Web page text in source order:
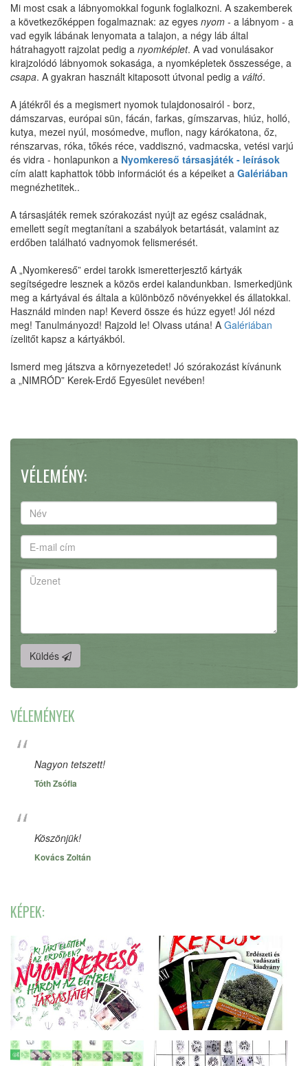
Mi most csak a lábnyomokkal fogunk foglalkozni. A szakemberek
a következőképpen fogalmaznak: az egyes nyom - a lábnyom - a
vad egyik lábának lenyomata a talajon, a négy láb által
hátrahagyott rajzolat pedig a nyomképlet. A vad vonulásakor
kirajzolódó lábnyomok sokasága, a nyomképletek összessége, a
csapa. A gyakran használt kitaposott útvonal pedig a váltó.
A játékről és a megismert nyomok tulajdonosairól - borz,
dámszarvas, európai sün, fácán, farkas, gímszarvas, hiúz, holló,
kutya, mezei nyúl, mosómedve, muflon, nagy kárókatona, őz,
rénszarvas, róka, tőkés réce, vaddisznó, vadmacska, vetési varjú
és vidra - honlapunkon a Nyomkereső társasjáték - leírások
cím alatt kaphattok több információt és a képeiket a Galériában
megnézhetitek..
A társasjáték remek szórakozást nyújt az egész családnak,
emellett segít megtanítani a szabályok betartását, valamint az
erdőben található vadnyomok felismerését.
A „Nyomkereső” erdei tarokk ismeretterjesztő kártyák
segítségedre lesznek a közös erdei kalandunkban. Ismerkedjünk
meg a kártyával és általa a különböző növényekkel és állatokkal.
Használd minden nap! Keverd össze és húzz egyet! Jól nézd
meg! Tanulmányozd! Rajzold le! Olvass utána! A Galériában
ízelitőt kapsz a kártyákból.
Ismerd meg játszva a környezetedet! Jó szórakozást kívánunk
a „NIMRÓD” Kerek-Erdő Egyesület nevében!
VÉLEMÉNY:
Küldés
VÉLEMÉNYEK
Nagyon tetszett!
Tóth Zsófia
Köszönjük!
Kovács Zoltán
KÉPEK: